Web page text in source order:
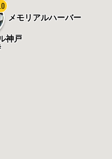
メモリアルハーバー
神戸